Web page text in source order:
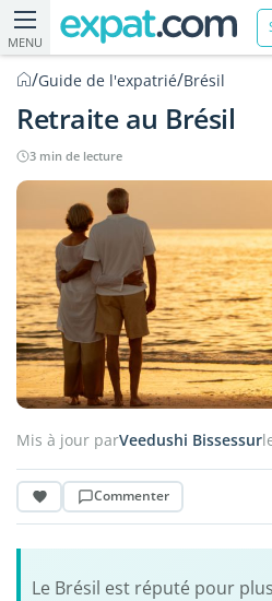
MENU
/Guide de l'expatrié/Brésil
Retraite au Brésil
3 min de lecture
Mis à jour parVeedushi Bissessur
Commenter
Le Brésil est réputé pour